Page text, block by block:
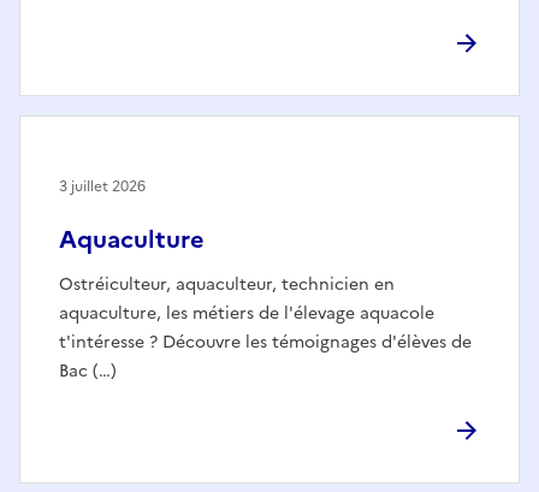
Aquaculture
Ostréiculteur, aquaculteur, technicien en
aquaculture, les métiers de l'élevage aquacole
t'intéresse ? Découvre les témoignages d'élèves de
Bac (…)
3 juillet 2026